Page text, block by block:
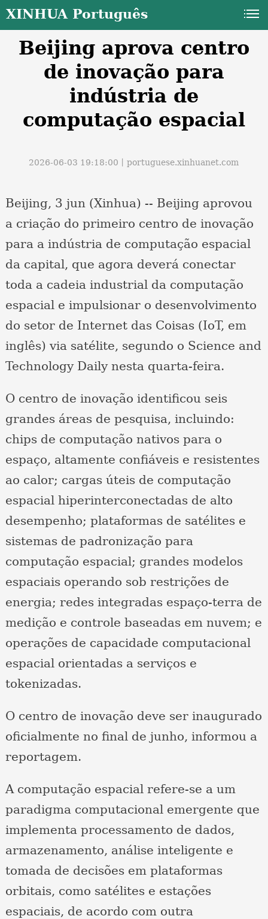
XINHUA Português
Beijing aprova centro
de inovação para
indústria de
computação espacial
2026-06-03 19:18:00丨portuguese.xinhuanet.com
Beijing, 3 jun (Xinhua) -- Beijing aprovou
a criação do primeiro centro de inovação
para a indústria de computação espacial
da capital, que agora deverá conectar
toda a cadeia industrial da computação
espacial e impulsionar o desenvolvimento
do setor de Internet das Coisas (IoT, em
inglês) via satélite, segundo o Science and
Technology Daily nesta quarta-feira.
O centro de inovação identificou seis
grandes áreas de pesquisa, incluindo:
chips de computação nativos para o
espaço, altamente confiáveis e resistentes
ao calor; cargas úteis de computação
espacial hiperinterconectadas de alto
desempenho; plataformas de satélites e
sistemas de padronização para
computação espacial; grandes modelos
espaciais operando sob restrições de
energia; redes integradas espaço-terra de
medição e controle baseadas em nuvem; e
operações de capacidade computacional
espacial orientadas a serviços e
tokenizadas.
O centro de inovação deve ser inaugurado
oficialmente no final de junho, informou a
reportagem.
A computação espacial refere-se a um
paradigma computacional emergente que
implementa processamento de dados,
armazenamento, análise inteligente e
tomada de decisões em plataformas
orbitais, como satélites e estações
espaciais, de acordo com outra